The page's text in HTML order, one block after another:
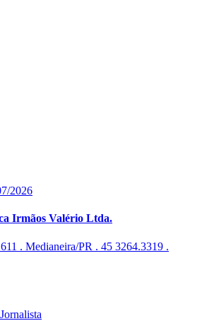
2026
Irmãos Valério Ltda.
. Medianeira/PR . 45 3264.3319 .